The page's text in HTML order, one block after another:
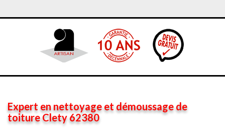
Expert en nettoyage et démoussage de
toiture Clety 62380